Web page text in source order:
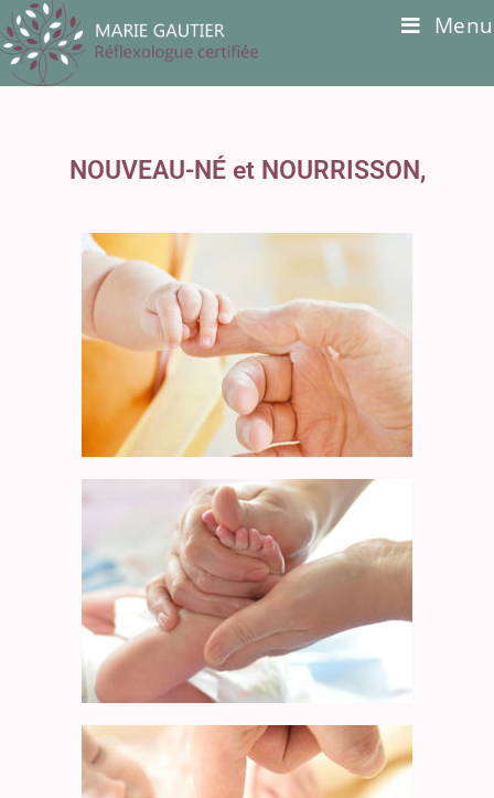
Menu
NOUVEAU-NÉ et NOURRISSON,